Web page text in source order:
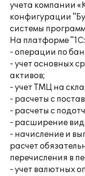
учета компании
конфигурации
системы
На платформе
- операции по
- учет основных
активов;
- учет ТМЦ на
- расчеты с
- расчеты с
- расширение
- начисление и
расчет
перечисления в
- учет валютных